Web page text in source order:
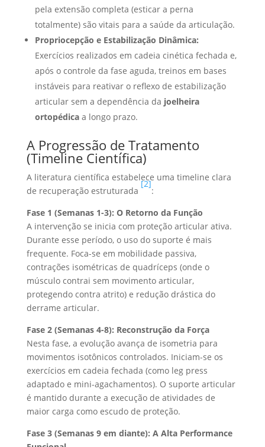
pela extensão completa (esticar a perna
totalmente) são vitais para a saúde da articulação.
Propriocepção e Estabilização Dinâmica:
Exercícios realizados em cadeia cinética fechada e,
após o controle da fase aguda, treinos em bases
instáveis para reativar o reflexo de estabilização
articular sem a dependência da joelheira
ortopédicaa longo prazo.
A Progressão de Tratamento
(Timeline Científica)
A literatura científica estabelece uma timeline clara
de recuperação estruturada
[2]
:
Fase 1 (Semanas 1-3): O Retorno da Função
A intervenção se inicia com proteção articular ativa.
Durante esse período, o uso do suporte é mais
frequente. Foca-se em mobilidade passiva,
contrações isométricas de quadríceps (onde o
músculo contrai sem movimento articular,
protegendo contra atrito) e redução drástica do
derrame articular.
Fase 2 (Semanas 4-8): Reconstrução da Força
Nesta fase, a evolução avança de isometria para
movimentos isotônicos controlados. Iniciam-se os
exercícios em cadeia fechada (como leg press
adaptado e mini-agachamentos). O suporte articular
é mantido durante a execução de atividades de
maior carga como escudo de proteção.
Fase 3 (Semanas 9 em diante): A Alta Performance